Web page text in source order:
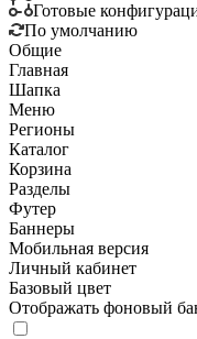
Готовые
По умолчанию
Общие
Главная
Шапка
Меню
Регионы
Каталог
Корзина
Разделы
Футер
Баннеры
Мобильная версия
Личный кабинет
Базовый цвет
Отображать фоновый